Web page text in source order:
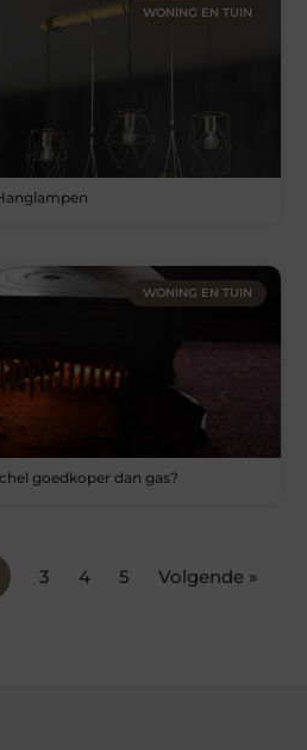
WONING EN TUIN
WONING EN TUIN
goedkoper dan gas?
3 4 5 Volgende »